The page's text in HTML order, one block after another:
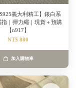
義大利精工】銀白系
指｜彈力繩｜現貨＋預購
【n917】
NT$ 880
加入購物車